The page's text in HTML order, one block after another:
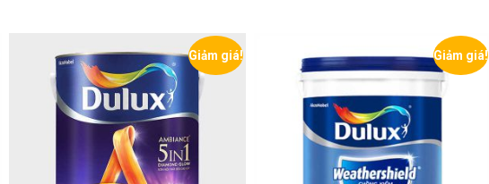
Giảm giá! Giảm giá!